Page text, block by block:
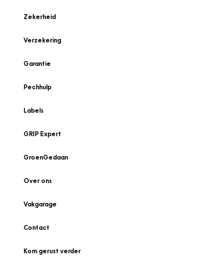
Zekerheid
Verzekering
Garantie
Pechhulp
Labels
GRIP Expert
GroenGedaan
Over ons
Vakgarage
Contact
Kom gerust verder